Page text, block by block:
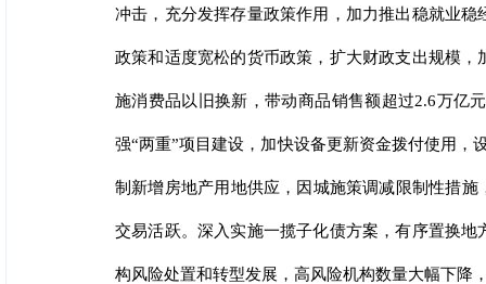
冲击，充分发挥存量政策作用，加力推出稳就业
政策和适度宽松的货币政策，扩大财政支出规模
施消费品以旧换新，带动商品销售额超过2.6万亿
强“两重”项目建设，加快设备更新资金拨付使用，
制新增房地产用地供应，因城施策调减限制性措
交易活跃。深入实施一揽子化债方案，有序置换
构风险处置和转型发展，高风险机构数量大幅下降